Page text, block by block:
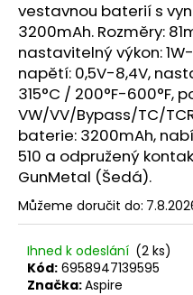
vestavnou baterií s
3200mAh. Rozměry:
nastavitelný výkon:
napětí: 0,5V-8,4V,
315°C / 200°F-600°F,
VW/VV/Bypass/TC/
baterie: 3200mAh,
510 a odpružený
GunMetal (Šedá).
Můžeme doručit do:
Ihned k odeslání (2 ks)
Kód: 6958947139595
Značka:Aspire
D
o
p
o
r
u
č
u
j
e
m
e